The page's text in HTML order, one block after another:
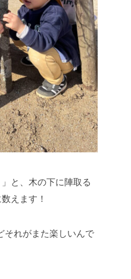
と、木の下に陣取る
えます！
それがまた楽しいんで